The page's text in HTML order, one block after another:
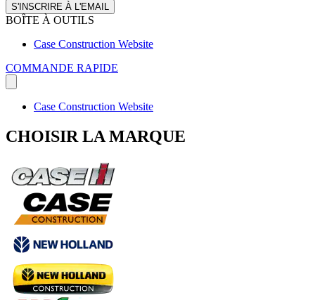
S'INSCRIRE À L'EMAIL
BOÎTE À OUTILS
Case Construction Website
COMMANDE RAPIDE
Case Construction Website
CHOISIR LA MARQUE